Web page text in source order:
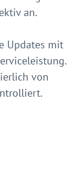
an.
Updates mit
von